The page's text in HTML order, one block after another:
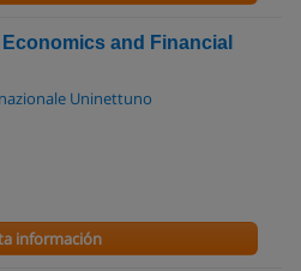
and Financial
Uninettuno
información